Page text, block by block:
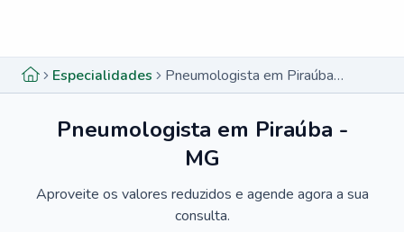
Especialidades Pneumologista em Piraúba - MG
Pneumologista em Piraúba -
MG
Aproveite os valores reduzidos e agende agora a sua
consulta.